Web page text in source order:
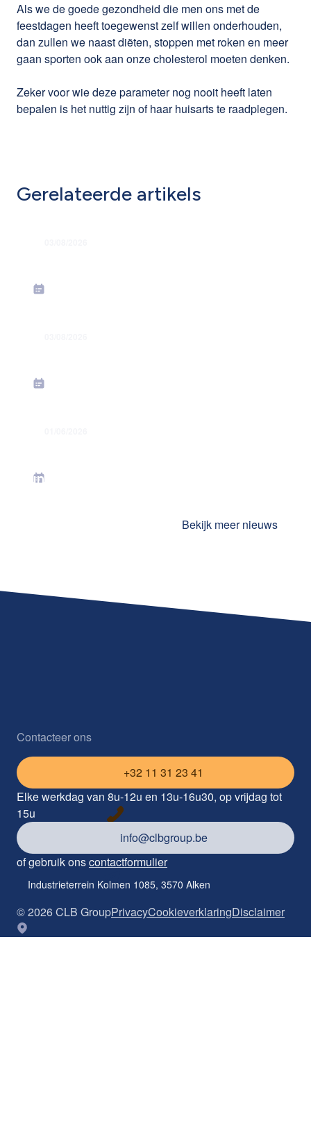
Als we de goede gezondheid die men ons met de
feestdagen heeft toegewenst zelf willen onderhouden,
dan zullen we naast diëten, stoppen met roken en meer
gaan sporten ook aan onze cholesterol moeten denken.
Zeker voor wie deze parameter nog nooit heeft laten
bepalen is het nuttig zijn of haar huisarts te raadplegen.
Gerelateerde artikels
integratieprotocol
Bekijk meer nieuws
Contacteer ons
+32 11 31 23 41
Elke werkdag van 8u-12u en 13u-16u30, op vrijdag tot
15u
info@clbgroup.be
of gebruik onscontactformulier
Industrieterrein Kolmen 1085, 3570 Alken
©2026CLB GroupPrivacyCookieverklaringDisclaimer